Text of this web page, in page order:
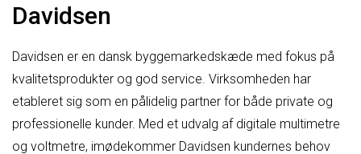
Davidsen
Davidsen er en dansk byggemarkedskæde med fokus på
kvalitetsprodukter og god service. Virksomheden har
etableret sig som en pålidelig partner for både private og
professionelle kunder. Med et udvalg af digitale multimetre
og voltmetre, imødekommer Davidsen kundernes behov